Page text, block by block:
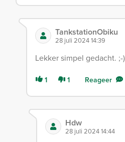
TankstationObiku
28 juli 2024 14:39
Lekker simpel gedacht. ;-)
1 1 Reageer
Hdw
28 juli 2024 14:44